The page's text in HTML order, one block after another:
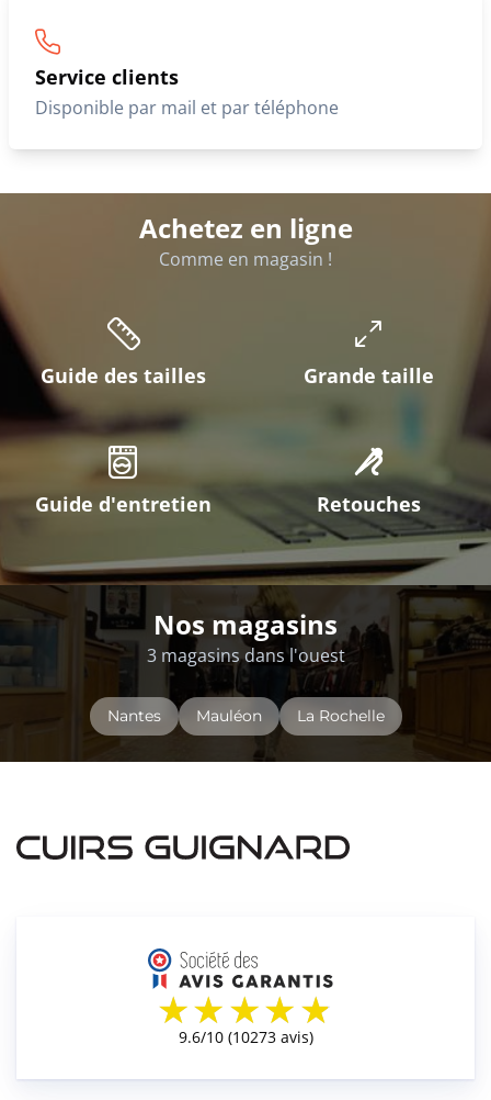
Service clients
Disponible par mail et par téléphone
Achetez en ligne
Comme en magasin !
Guide des tailles Grande taille
Guide d'entretien Retouches
Nos magasins
3 magasins dans l'ouest
Nantes Mauléon La Rochelle